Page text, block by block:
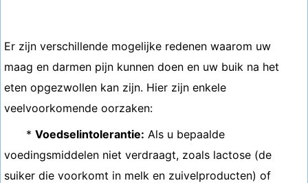
Er zijn verschillende mogelijke redenen waarom uw
maag en darmen pijn kunnen doen en uw buik na het
eten opgezwollen kan zijn. Hier zijn enkele
veelvoorkomende oorzaken:
* Voedselintolerantie: Als u bepaalde
voedingsmiddelen niet verdraagt, zoals lactose (de
suiker die voorkomt in melk en zuivelproducten) of